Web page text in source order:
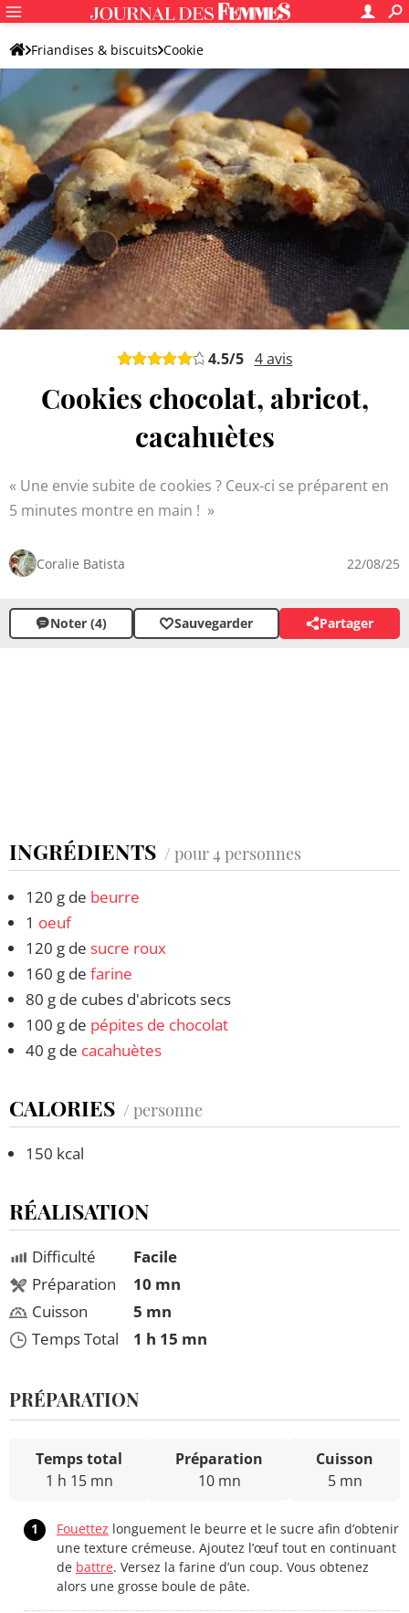
Friandises & biscuits Cookie
Recettes de cookies aux pépites de chocolat
Cookie aux pépites de chocolat original
4.5/5 4avis
Cookies chocolat, abricot,
cacahuètes
Une envie subite de cookies ? Ceux-ci se préparent en
5 minutes montre en main !
Coralie Batista 22/08/25
Noter (4) Sauvegarder Partager
INGRÉDIENTS / pour 4 personnes
120 g de beurre
1 oeuf
120 g de sucre roux
160 g de farine
80 g de cubes d'abricots secs
100 g de pépites de chocolat
40 g de cacahuètes
CALORIES / personne
150 kcal
RÉALISATION
Difficulté
Préparation
Cuisson
Temps Total
Facile
10 mn
5 mn
1 h 15 mn
PRÉPARATION
Temps total
1 h 15 mn
Préparation
10 mn
Cuisson
5 mn
1 Fouettez longuement le beurre et le sucre afin d’obtenir
une texture crémeuse. Ajoutez l’œuf tout en continuant
de battre. Versez la farine d’un coup. Vous obtenez
alors une grosse boule de pâte.